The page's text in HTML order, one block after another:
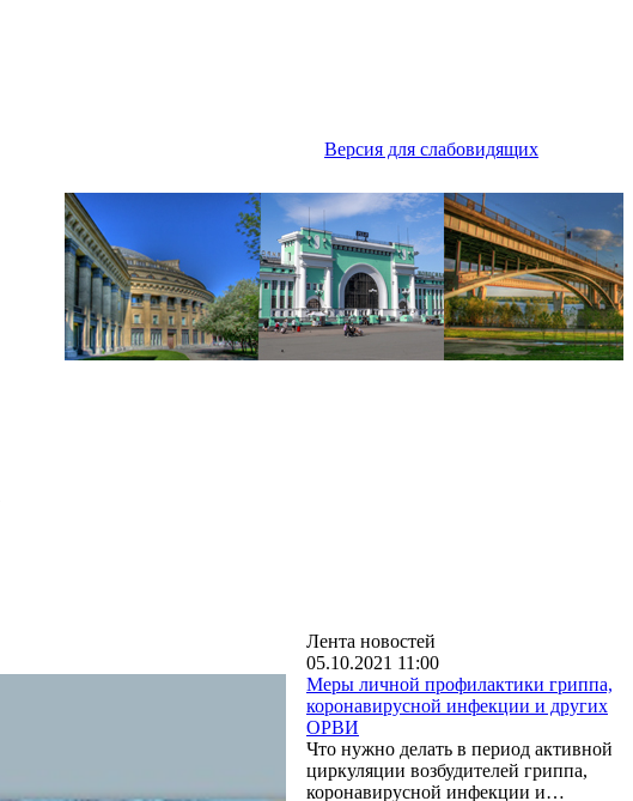
Версия для слабовидящих
Лента новостей
05.10.2021 11:00
Меры личной профилактики гриппа,
коронавирусной инфекции и других
ОРВИ
Что нужно делать в период активной
циркуляции возбудителей гриппа,
коронавирусной инфекции и…